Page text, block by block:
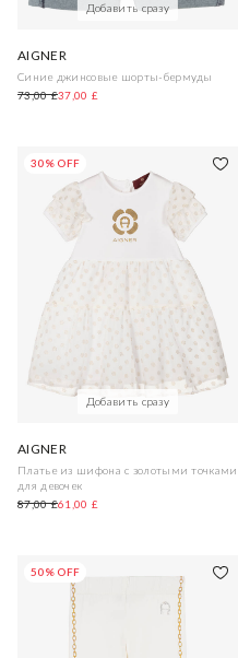
Добавить сразу
AIGNER
Синие джинсовые шорты-бермуды
73,00 £37,00 £
30% OFF
Добавить сразу
AIGNER
Платье из шифона с золотыми точками
для девочек
87,00 £61,00 £
50% OFF